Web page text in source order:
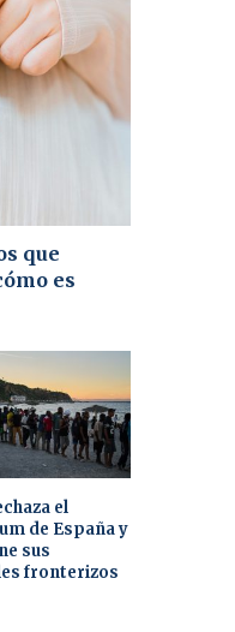
que
es
el
de España y
sus
fronterizos